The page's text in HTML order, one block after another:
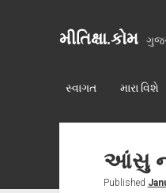
મીતિક્ષા.કોમ
સ્વાગત મારા વિશે
આંસુ
Published